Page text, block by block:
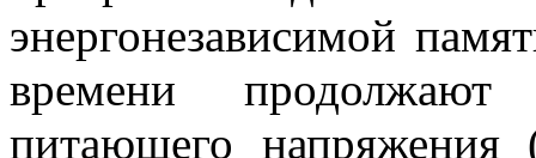
энергонезависимой
времени продолжают
питающего